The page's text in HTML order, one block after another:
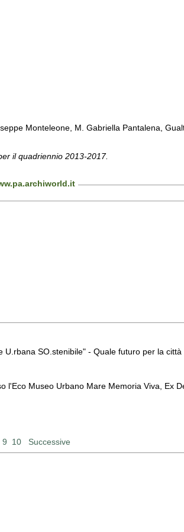
Monteleone, M. Gabriella Pantalena,
il quadriennio 2013-2017.
SO.stenibile" - Quale futuro per la
Museo Urbano Mare Memoria Viva, Ex
9 10 Successive